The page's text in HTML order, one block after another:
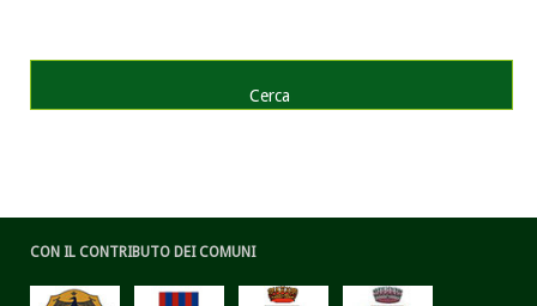
CON IL CONTRIBUTO DEI COMUNI